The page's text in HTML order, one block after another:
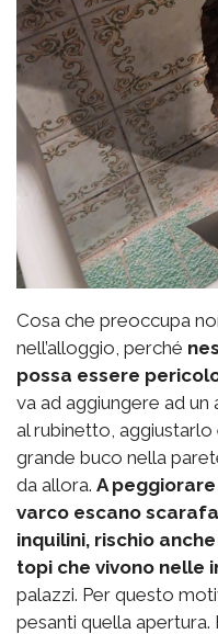
Cosa che preoccupa
nell’alloggio, perché
possa essere
va ad aggiungere ad
al rubinetto,
grande buco nella
da allora. A
varco escano
inquilini, rischio
topi che vivono nelle
palazzi. Per questo
pesanti quella